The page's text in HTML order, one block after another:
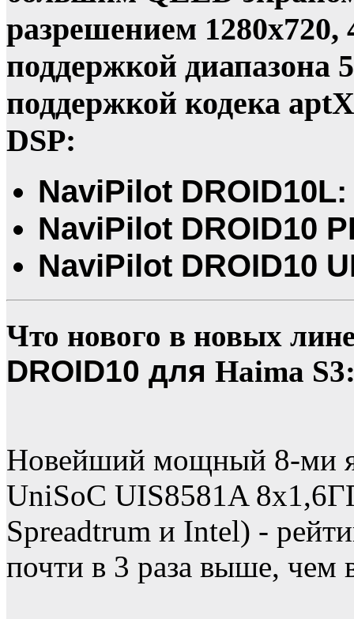
разрешением
поддержкой диапазона
поддержкой кодека
DSP:
NaviPilot
NaviPilot DROID10
NaviPilot DROID10
Что нового в новых
DROID10 для Haima
Новейший мощный 8-ми
UniSoC UIS8581A
Spreadtrum и Intel) -
почти в 3 раза выше,